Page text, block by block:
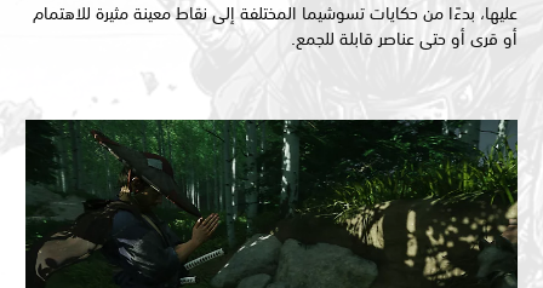
عليها، بدءًا من حكايات تسوشيما المختلفة إلى نقاط معينة مثيرة للاهتمام
أو قرى أو حتى عناصر قابلة للجمع.